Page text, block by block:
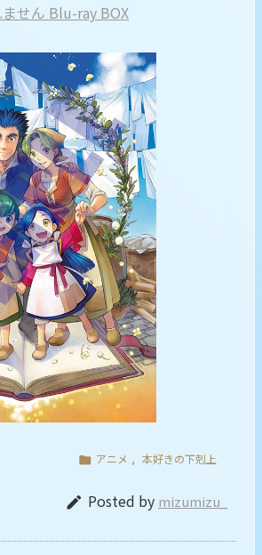
せん Blu-ray BOX
 アニメ , 本好きの下剋上
 Posted by mizumizu_